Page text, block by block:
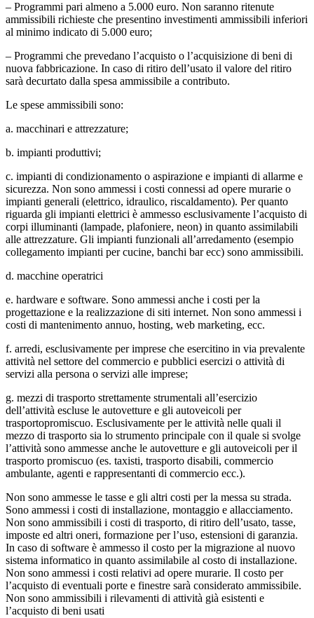
– Programmi pari almeno a 5.000 euro. Non saranno ritenute
ammissibili richieste che presentino investimenti ammissibili inferiori
al minimo indicato di 5.000 euro;
– Programmi che prevedano l’acquisto o l’acquisizione di beni di
nuova fabbricazione. In caso di ritiro dell’usato il valore del ritiro
sarà decurtato dalla spesa ammissibile a contributo.
Le spese ammissibili sono:
a. macchinari e attrezzature;
b. impianti produttivi;
c. impianti di condizionamento o aspirazione e impianti di allarme e
sicurezza. Non sono ammessi i costi connessi ad opere murarie o
impianti generali (elettrico, idraulico, riscaldamento). Per quanto
riguarda gli impianti elettrici è ammesso esclusivamente l’acquisto di
corpi illuminanti (lampade, plafoniere, neon) in quanto assimilabili
alle attrezzature. Gli impianti funzionali all’arredamento (esempio
collegamento impianti per cucine, banchi bar ecc) sono ammissibili.
d. macchine operatrici
e. hardware e software. Sono ammessi anche i costi per la
progettazione e la realizzazione di siti internet. Non sono ammessi i
costi di mantenimento annuo, hosting, web marketing, ecc.
f. arredi, esclusivamente per imprese che esercitino in via prevalente
attività nel settore del commercio e pubblici esercizi o attività di
servizi alla persona o servizi alle imprese;
g. mezzi di trasporto strettamente strumentali all’esercizio
dell’attività escluse le autovetture e gli autoveicoli per
trasportopromiscuo. Esclusivamente per le attività nelle quali il
mezzo di trasporto sia lo strumento principale con il quale si svolge
l’attività sono ammesse anche le autovetture e gli autoveicoli per il
trasporto promiscuo (es. taxisti, trasporto disabili, commercio
ambulante, agenti e rappresentanti di commercio ecc.).
Non sono ammesse le tasse e gli altri costi per la messa su strada.
Sono ammessi i costi di installazione, montaggio e allacciamento.
Non sono ammissibili i costi di trasporto, di ritiro dell’usato, tasse,
imposte ed altri oneri, formazione per l’uso, estensioni di garanzia.
In caso di software è ammesso il costo per la migrazione al nuovo
sistema informatico in quanto assimilabile al costo di installazione.
Non sono ammessi i costi relativi ad opere murarie. Il costo per
l’acquisto di eventuali porte e finestre sarà considerato ammissibile.
Non sono ammissibili i rilevamenti di attività già esistenti e
l’acquisto di beni usati